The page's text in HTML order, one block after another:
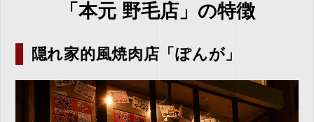
「本元 野毛店」の特徴
隠れ家的風焼肉店「ぽんが」